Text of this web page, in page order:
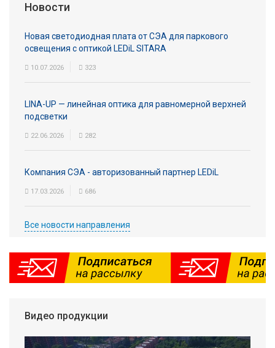
Новости
Новая светодиодная плата от СЭА для паркового
освещения с оптикой LEDiL SITARA
10.07.2026 323
LINA-UP — линейная оптика для равномерной верхней
подсветки
22.06.2026 282
Компания СЭА - авторизованный партнер LEDiL
17.03.2026 686
Все новости направления
Видео продукции